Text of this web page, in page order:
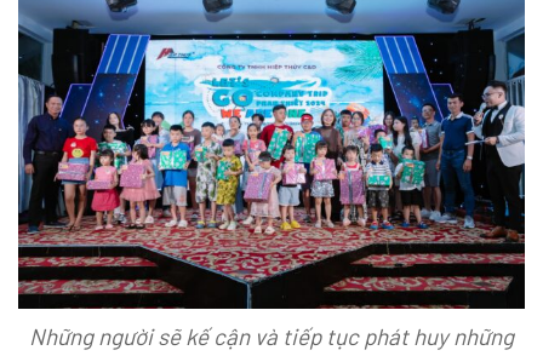
Những người sẽ kế cận và tiếp tục phát huy những